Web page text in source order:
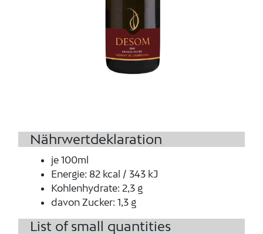
Nährwertdeklaration
je 100ml
Energie: 82 kcal / 343 kJ
Kohlenhydrate: 2,3 g
davon Zucker: 1,3 g
List of small quantities